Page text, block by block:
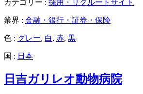
カテゴリー : 採用・リクルートサイト
業界 : 金融・銀行・証券・保険
色 : グレー, 白, 赤, 黒
国 : 日本
日吉ガリレオ動物病院